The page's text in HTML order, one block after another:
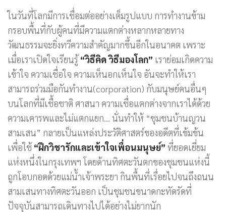
ในวันที่โลกมีการเชื่อมต่ออย่างเต็มรูปแบบ การทำงานข้าม
กรอบพื้นที่กับผู้คนที่มีความแตกต่างหลากหลายทาง
วัฒนธรรมจะยิ่งทวีความสำคัญมากขึ้นอีกในอนาคต เพราะ
เมื่อเราเปิดใจเรียนรู้“วิธีคิด วิธีมองโลก” เราย่อมเกิดความ
เข้าใจ ความเชื่อใจ ความเห็นอกเห็นใจ อันจะทำให้เรา
สามารถร่วมมือกันทำงาน(corporation) กับมนุษย์คนอื่นๆ
บนโลกที่มีเชื้อชาติ ศาสนา ความเชื่อแตกต่างจากเราได้ด้วย
ความเคารพและไม่แตกแยก… นั่นทำให้ “ชุมชนบ้านญวน
สามเสน” กลายเป็นแหล่งประวัติศาสตร์ของอดีตที่เข้มข้น
เพื่อใช้ “ฝึกวิชารักและเข้าใจเพื่อนมนุษย์” ที่ยอดเยี่ยม
แห่งหนึ่งในกรุงเทพฯ โดยด้านทิศตะวันตกของชุมชนแห่งนี้
ถูกโอบกอดด้วยแม่น้ำเจ้าพระยา กินพื้นที่เรื่อยไปจนถึงถนน
สามเสนทางทิศตะวันออก เป็นชุมชนขนาดกะทัดรัดที่
ปัจจุบันสามารถเดินทางไปได้อย่างไม่ยากนัก